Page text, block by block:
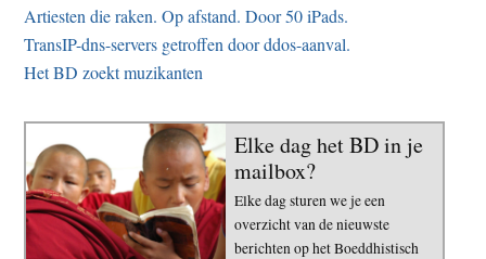
Artiesten die raken. Op afstand. Door 50 iPads.
TransIP-dns-servers getroffen door ddos-aanval.
Het BD zoekt muzikanten
Elke dag het BD in je
mailbox?
Elke dag sturen we je een
overzicht van de nieuwste
berichten op het Boeddhistisch